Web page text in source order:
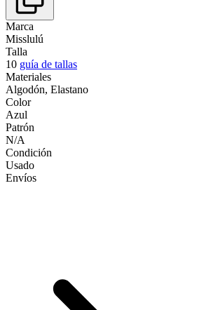
Marca
Misslulú
Talla
10 guía de tallas
Materiales
Algodón, Elastano
Color
Azul
Patrón
N/A
Condición
Usado
Envíos